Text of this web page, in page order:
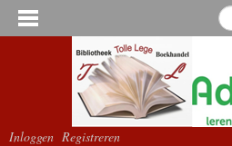
Inloggen Registreren